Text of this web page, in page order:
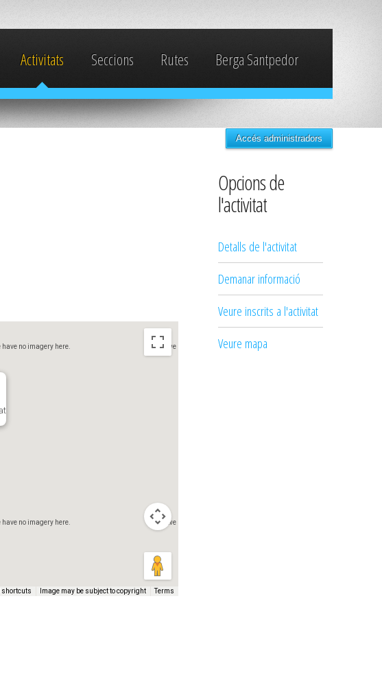
Activitats Seccions Rutes Berga Santpedor
Accés administradors
have no imagery here.
Sorry, we have no imagery here.
have no imagery here.
Sorry, we have no imagery here.
shortcuts Image may be subject to copyright Terms
Opcions de
l'activitat
Detalls de l'activitat
Demanar informació
Veure inscrits a l'activitat
Veure mapa